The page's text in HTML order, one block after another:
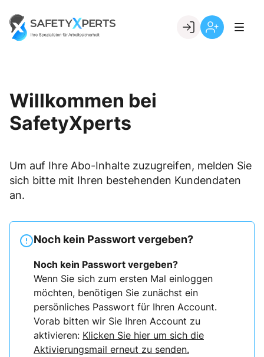
content
Go to landing page.
Willkommen bei
SafetyXperts
Um auf Ihre Abo-Inhalte zuzugreifen, melden Sie
sich bitte mit Ihren bestehenden Kundendaten
an.
Noch kein Passwort vergeben?
Noch kein Passwort vergeben?
Wenn Sie sich zum ersten Mal einloggen
möchten, benötigen Sie zunächst ein
persönliches Passwort für Ihren Account.
Vorab bitten wir Sie Ihren Account zu
aktivieren: Klicken Sie hier um sich die
Aktivierungsmail erneut zu senden.